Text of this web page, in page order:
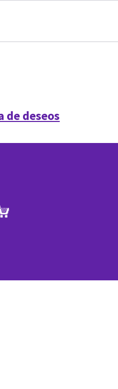
de deseos